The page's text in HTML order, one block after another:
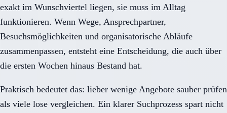
exakt im Wunschviertel liegen, sie muss im Alltag
funktionieren. Wenn Wege, Ansprechpartner,
Besuchsmöglichkeiten und organisatorische Abläufe
zusammenpassen, entsteht eine Entscheidung, die auch über
die ersten Wochen hinaus Bestand hat.
Praktisch bedeutet das: lieber wenige Angebote sauber prüfen
als viele lose vergleichen. Ein klarer Suchprozess spart nicht